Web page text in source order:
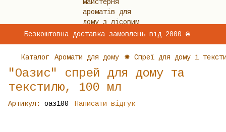
Безкоштовна доставка замовлень від 2000 ₴
Каталог Аромати для дому ✸ Спреї для дому і
"Оазис" спрей для дому та
текстилю, 100 мл
Артикул: оаз100 Написати відгук